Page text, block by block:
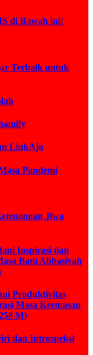
di Bawah ini!
Terbaik untuk
LinkAja
Pandemi
Jiwa
Inspirasi dan
Bani Abbasiyah
Produktivitas
Masa Keemasan
M)
dan Introspeksi